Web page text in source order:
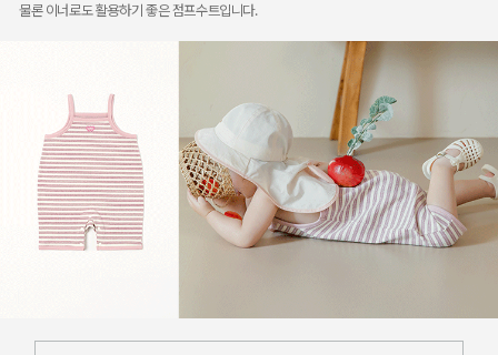
물론 이너로도 활용하기 좋은 점프수트입니다.